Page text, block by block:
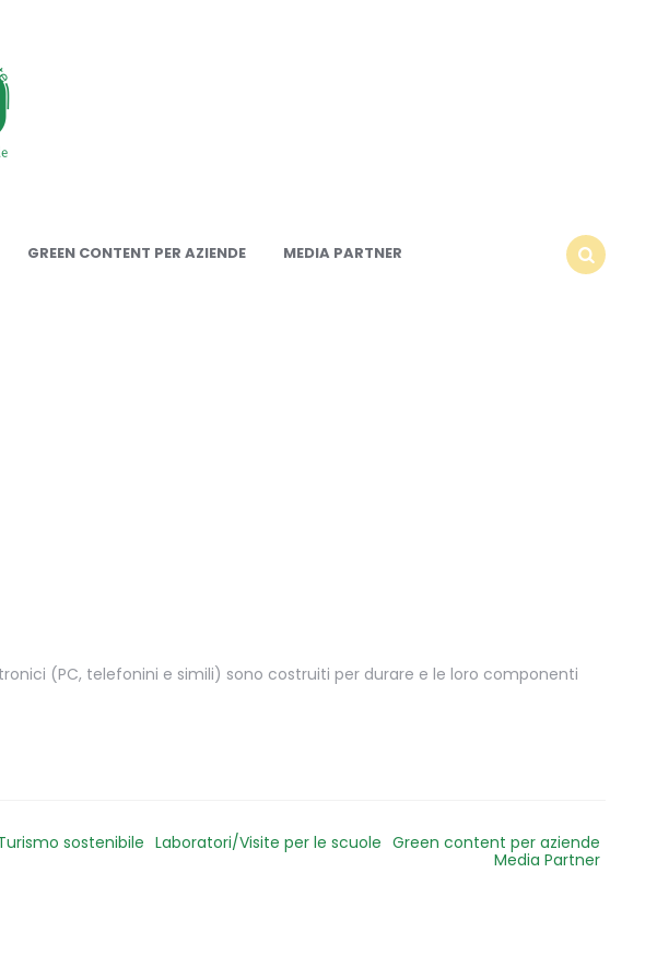
GREEN CONTENT PER AZIENDE
MEDIA PARTNER
(PC, telefonini e simili) sono costruiti per durare e le loro componenti
sostenibile Laboratori/Visite per le scuole Green content per aziende
Media Partner